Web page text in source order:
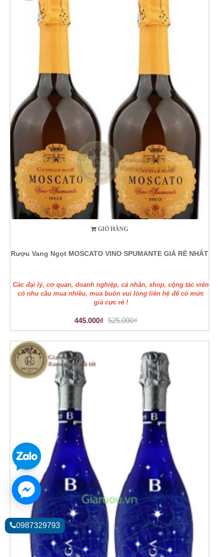
GIỎ HÀNG
Rượu Vang Ngọt MOSCATO VINO SPUMANTE GIÁ RẺ NHẤT
Các đại lý, cơ quan, doanh nghiệp, cá nhân, shop, cộng tác viên
có nhu cầu mua nhiều, mua buôn vui lòng liên hệ để có mức
giá cực rẻ !
445.000₫ 525.000₫
0987329793